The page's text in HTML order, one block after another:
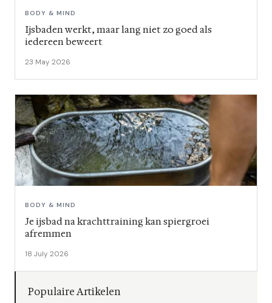
BODY & MIND
Ijsbaden werkt, maar lang niet zo goed als
iedereen beweert
23 May 2026
BODY & MIND
Je ijsbad na krachttraining kan spiergroei
afremmen
18 July 2026
Populaire Artikelen